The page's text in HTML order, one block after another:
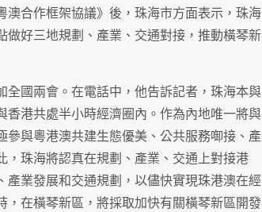
澳合作框架協議》後，珠海市方面表示，珠海
好三地規劃、產業、交通對接，推動橫琴新
國兩會。在電話中，他告訴記者，珠海本與
港共處半小時經濟圈內。作為內地唯一將與
與粵港澳共建生態優美、公共服務啣接、產
，珠海將認真在規劃、產業、交通上對接港
業發展和交通規劃，以儘快實現珠港澳在經
在橫琴新區，將採取加快有關橫琴新區開發